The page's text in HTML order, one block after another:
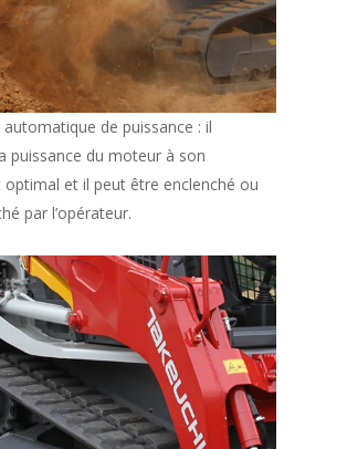
automatique de puissance : il
puissance du moteur à son
et il peut être enclenché ou
par l’opérateur.